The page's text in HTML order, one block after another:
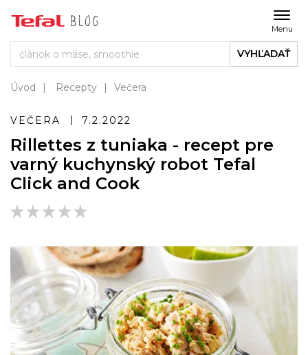
Menu
VYHĽADAŤ
Úvod Recepty Večera
VEČERA 7.2.2022
Rillettes z tuniaka - recept pre
varný kuchynský robot Tefal
Click and Cook